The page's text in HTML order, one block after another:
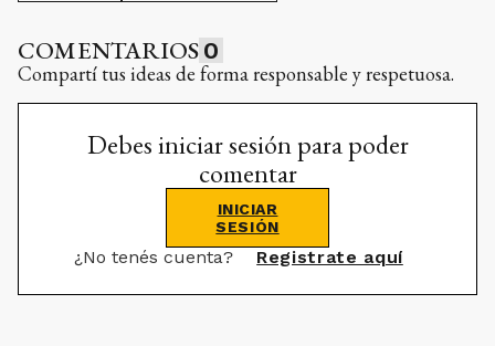
COMENTARIOS 0
Compartí tus ideas de forma responsable y respetuosa.
Debes iniciar sesión para poder
comentar
INICIAR
SESIÓN
¿No tenés cuenta? Registrate aquí